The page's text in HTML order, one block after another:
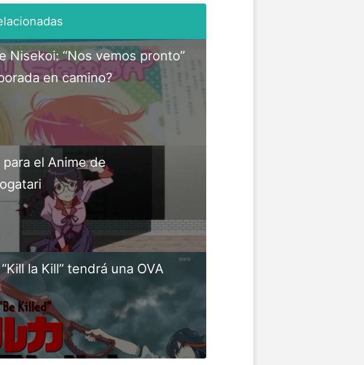
Nisekoi: “Nos vemos pronto”
en camino?
para el Anime de
la Kill” tendrá una OVA